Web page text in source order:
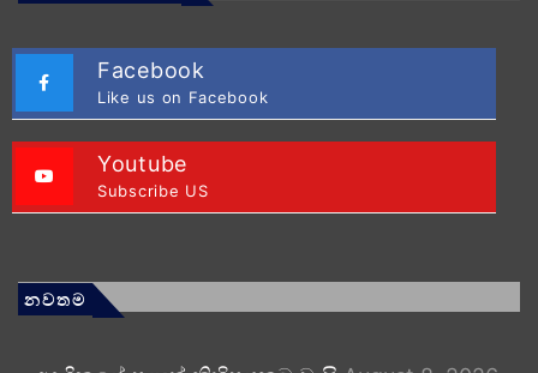
Facebook
Like us on Facebook
Youtube
Subscribe US
නවතම